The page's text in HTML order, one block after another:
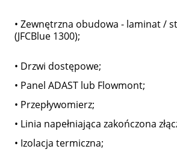
• Zewnętrzna obudowa - laminat /
(JFCBlue 1300);
• Drzwi dostępowe;
• Panel ADAST lub Flowmont;
• Przepływomierz;
• Linia napełniająca zakończona
• Izolacja termiczna;